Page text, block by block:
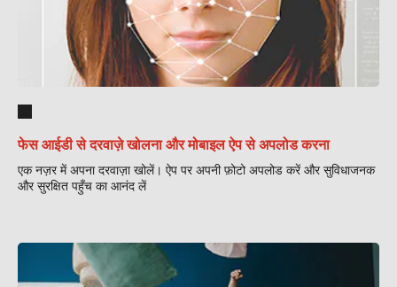
फेस आईडी से दरवाज़े खोलना और मोबाइल ऐप से अपलोड करना
एक नज़र में अपना दरवाज़ा खोलें। ऐप पर अपनी फ़ोटो अपलोड करें और सुविधाजनक
और सुरक्षित पहुँच का आनंद लें